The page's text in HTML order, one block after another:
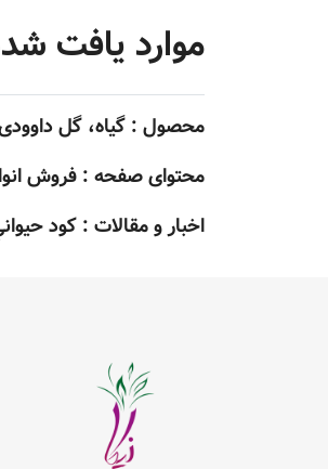
موارد یافت
محصول :گیاه، گل
محتوای صفحه :فروش
اخبار و مقالات :کود